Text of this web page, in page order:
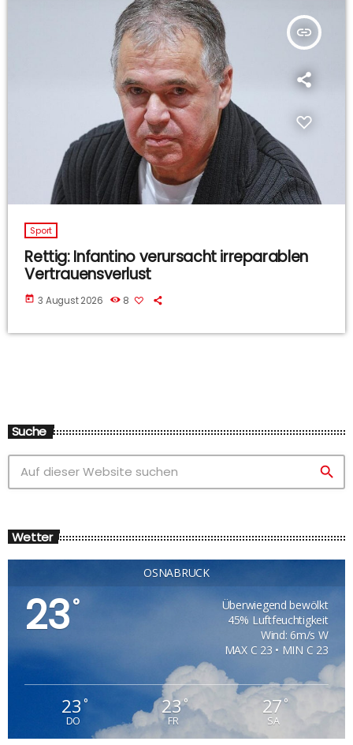
insert_link
Sport
Rettig: Infantino verursacht irreparablen
Vertrauensverlust
today 3 August 2026 8
Suche
search
Wetter
OSNABRÜCK
23°
Überwiegend bewölkt
45% Luftfeuchtigkeit
Wind: 6m/s W
MAX C 23 • MIN C 23
23 °
DO
23°
FR
27°
SA